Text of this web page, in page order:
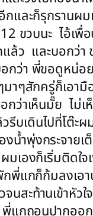
และก็รุกรา
ขวบนะ ไอ้เ
ว และบอกว่
า พี่ขอดูหน่อ
ๆสักครู่ก็เอา
ว่าเห็นมั๊ย ไ
ดินไปที่โต๊ะ
น้ำพุ่งกระจา
องก็เริ่มติดใ
กพี่แกก็ก้มล
ะท้านเข้าหัว
แกถอนปากอ